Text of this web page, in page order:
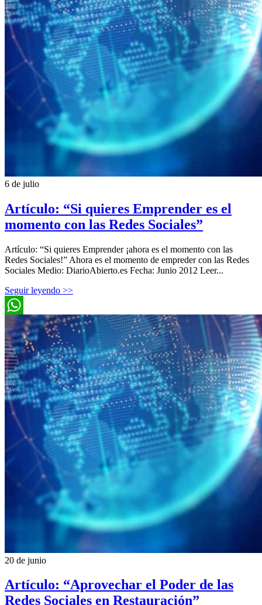
6 de julio
Artículo: “Si quieres Emprender es el
momento con las Redes Sociales”
Artículo: “Si quieres Emprender ¡ahora es el momento con las
Redes Sociales!” Ahora es el momento de empreder con las Redes
Sociales Medio: DiarioAbierto.es Fecha: Junio 2012 Leer...
Seguir leyendo >>
WhatsApp
20 de junio
Artículo: “Aprovechar el Poder de las
Redes Sociales en Restauración”